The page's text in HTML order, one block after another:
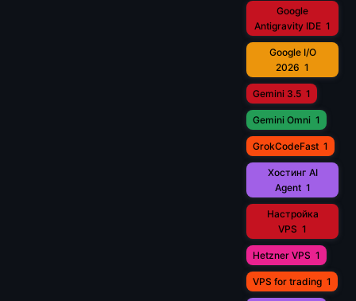
Google
Antigravity IDE 1
Google I/O
2026 1
Gemini 3.5 1
Gemini Omni 1
GrokCodeFast 1
Хостинг AI
Agent 1
Настройка
VPS 1
Hetzner VPS 1
VPS for trading 1